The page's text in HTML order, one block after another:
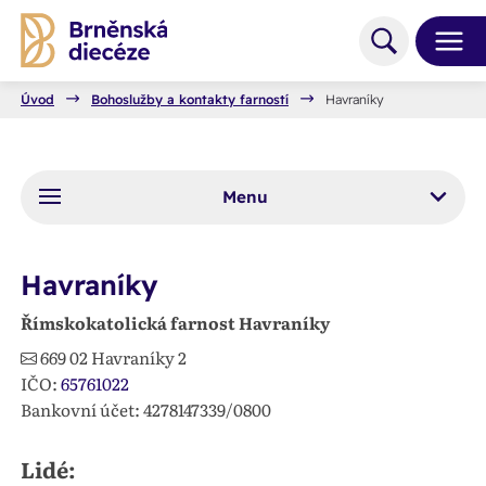
Úvod Bohoslužby a kontakty farností Havraníky
Menu
Havraníky
Římskokatolická farnost Havraníky
669 02Havraníky 2
IČO:65761022
Bankovní účet: 4278147339/0800
Lidé: